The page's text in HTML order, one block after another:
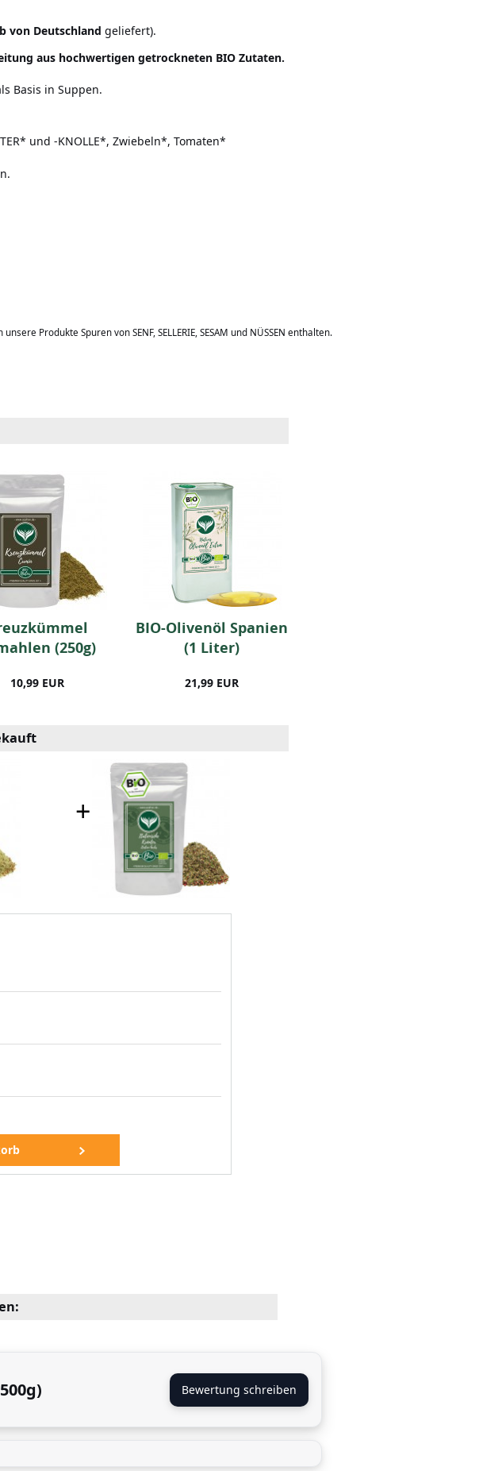
von Deutschland geliefert).
aus hochwertigen getrockneten BIO Zutaten.
Basis in Suppen.
und -KNOLLE*, Zwiebeln*, Tomaten*
Produkte Spuren von SENF, SELLERIE, SESAM und NÜSSEN enthalten.
(250g)
10,99 EUR
BIO-Olivenöl Spanien
(1 Liter)
21,99 EUR
+
Bewertung schreiben